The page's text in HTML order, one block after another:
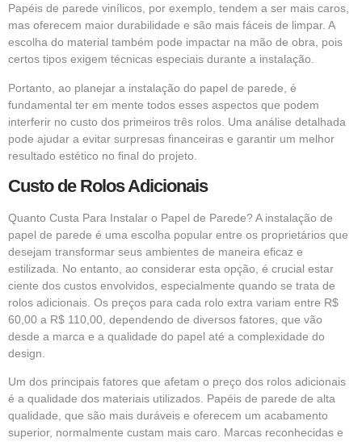
Papéis de parede vinílicos, por exemplo, tendem a ser mais caros,
mas oferecem maior durabilidade e são mais fáceis de limpar. A
escolha do material também pode impactar na mão de obra, pois
certos tipos exigem técnicas especiais durante a instalação.
Portanto, ao planejar a instalação do papel de parede, é
fundamental ter em mente todos esses aspectos que podem
interferir no custo dos primeiros três rolos. Uma análise detalhada
pode ajudar a evitar surpresas financeiras e garantir um melhor
resultado estético no final do projeto.
Custo de Rolos Adicionais
Quanto Custa Para Instalar o Papel de Parede? A instalação de
papel de parede é uma escolha popular entre os proprietários que
desejam transformar seus ambientes de maneira eficaz e
estilizada. No entanto, ao considerar esta opção, é crucial estar
ciente dos custos envolvidos, especialmente quando se trata de
rolos adicionais. Os preços para cada rolo extra variam entre R$
60,00 a R$ 110,00, dependendo de diversos fatores, que vão
desde a marca e a qualidade do papel até a complexidade do
design.
Um dos principais fatores que afetam o preço dos rolos adicionais
é a qualidade dos materiais utilizados. Papéis de parede de alta
qualidade, que são mais duráveis e oferecem um acabamento
superior, normalmente custam mais caro. Marcas reconhecidas e